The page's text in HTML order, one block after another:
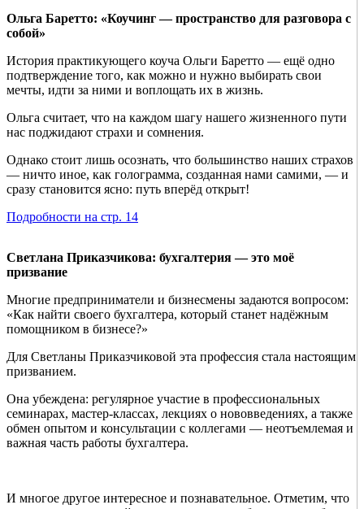
Ольга Баретто: «Коучинг — пространство для разговора с
собой»
История практикующего коуча Ольги Баретто — ещё одно
подтверждение того, как можно и нужно выбирать свои
мечты, идти за ними и воплощать их в жизнь.
Ольга считает, что на каждом шагу нашего жизненного пути
нас поджидают страхи и сомнения.
Однако стоит лишь осознать, что большинство наших страхов
— ничто иное, как голограмма, созданная нами самими, — и
сразу становится ясно: путь вперёд открыт!
Подробности на стр. 14
Светлана Приказчикова: бухгалтерия — это моё
призвание
Многие предприниматели и бизнесмены задаются вопросом:
«Как найти своего бухгалтера, который станет надёжным
помощником в бизнесе?»
Для Светланы Приказчиковой эта профессия стала настоящим
призванием.
Она убеждена: регулярное участие в профессиональных
семинарах, мастер-классах, лекциях о нововведениях, а также
обмен опытом и консультации с коллегами — неотъемлемая и
важная часть работы бухгалтера.
И многое другое интересное и познавательное. Отметим, что